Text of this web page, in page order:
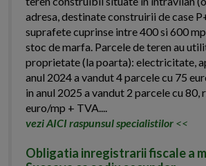
adresa, destinate construirii de case
suprafete cuprinse intre 400 si 600
stoc de marfa. Parcele de teren au
proprietate (la poarta): electricitate,
anul 2024 a vandut 4 parcele cu 75
in anul 2025 a vandut 2 parcele cu 80,
euro/mp + TVA....
vezi AICI raspunsul specialistilor <<
Obligatia inregistrarii fiscale a